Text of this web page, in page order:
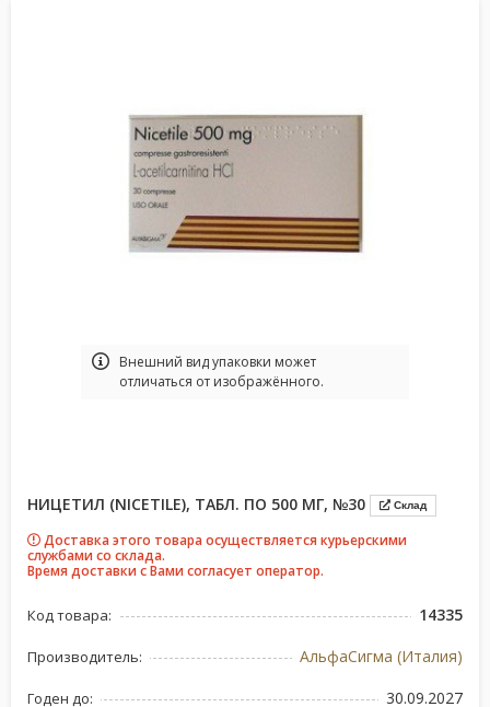
Bнешний вид упаковки может
отличаться от изображённого.
НИЦЕТИЛ (NICETILE), ТАБЛ. ПО 500 МГ, №30 Склад
Доставка этого товара осуществляется курьерскими
службами со склада.
Время доставки с Вами согласует оператор.
Код товара: 14335
Производитель: АльфаСигма (Италия)
Годен до: 30.09.2027